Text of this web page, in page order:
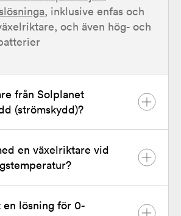
, inklusive enfas och
och även hög- och
från Solplanet
(strömskydd)?
en växelriktare vid
automatiskt sin
en lösning för 0-